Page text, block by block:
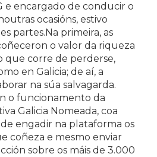
e encargado de conducir o
ocasións, estivo
partes.Na primeira, as
o valor da riqueza
que corre de perderse,
en Galicia; de aí, a
na súa salvagarda.
o funcionamento da
Galicia Nomeada, coa
engadir na plataforma os
coñeza e mesmo enviar
sobre os máis de 3.000